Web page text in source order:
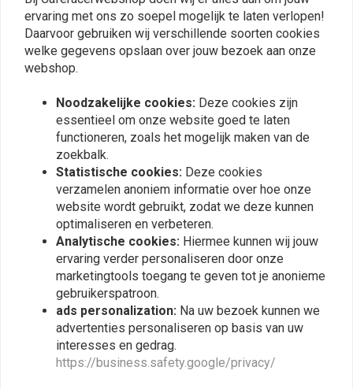
Vergelijkbare producten
Luchtfilter HFA3105
Yamaha Mt-09 Serie
ervaring met ons zo soepel mogelijk te laten verlopen!
Daarvoor gebruiken wij verschillende soorten cookies
welke gegevens opslaan over jouw bezoek aan onze
webshop.
Noodzakelijke cookies: Deze cookies zijn
essentieel om onze website goed te laten
functioneren, zoals het mogelijk maken van de
zoekbalk.
Statistische cookies: Deze cookies
verzamelen anoniem informatie over hoe onze
website wordt gebruikt, zodat we deze kunnen
optimaliseren en verbeteren.
Analytische cookies: Hiermee kunnen wij jouw
ervaring verder personaliseren door onze
marketingtools toegang te geven tot je anonieme
gebruikerspatroon.
ads personalization: Na uw bezoek kunnen we
advertenties personaliseren op basis van uw
interesses en gedrag.
https://business.safety.google/privacy/